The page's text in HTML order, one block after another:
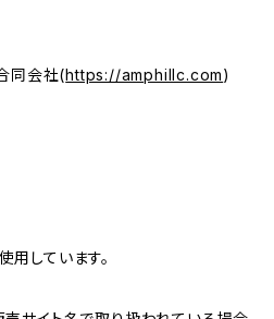
合同会社(https://amphillc.com)
しています。